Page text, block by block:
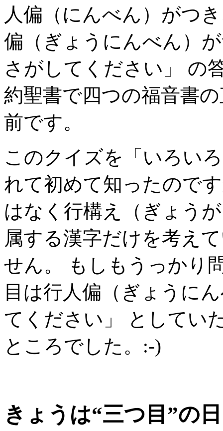
人偏（にんべん）がつ
偏（ぎょうにんべん）
さがしてください」 の
約聖書で四つの福音書
前です。
このクイズを「いろい
れて初めて知ったので
はなく行構え（ぎょう
属する漢字だけを考え
せん。 もしもうっかり
目は行人偏（ぎょうに
てください」 としてい
ところでした。:-)
きょうは“三つ目”の日